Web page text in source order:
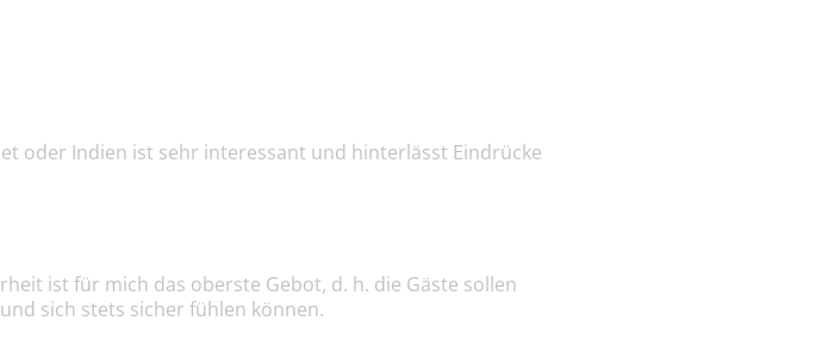
oder Indien ist sehr interessant und hinterlässt Eindrücke
ist für mich das oberste Gebot, d. h. die Gäste sollen
sich stets sicher fühlen können.